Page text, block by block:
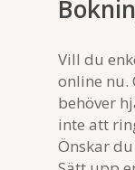
Vill du
online nu.
behöver
inte att
Önskar